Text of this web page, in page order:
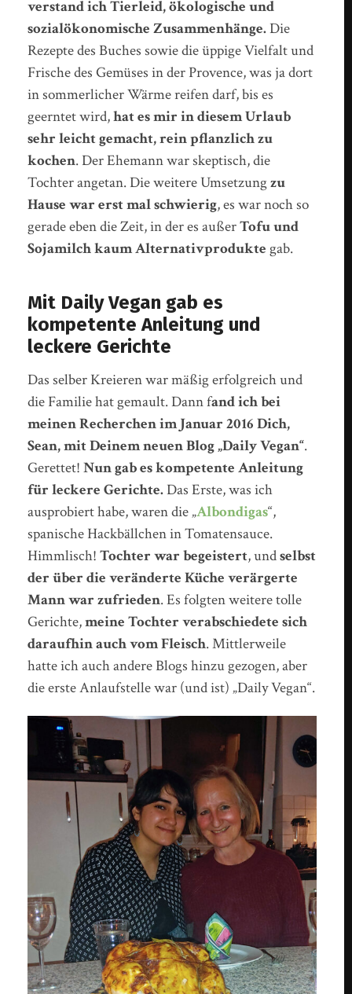
verstand ich Tierleid, ökologische und
sozialökonomische Zusammenhänge.Die
Rezepte des Buches sowie die üppige Vielfalt und
Frische des Gemüses in der Provence, was ja dort
in sommerlicher Wärme reifen darf, bis es
geerntet wird,hat es mir in diesem Urlaub
sehr leicht gemacht, rein pflanzlich zu
kochen. Der Ehemann war skeptisch, die
Tochter angetan. Die weitere Umsetzungzu
Hause war erst mal schwierig, es war noch so
gerade eben die Zeit, in der es außerTofu und
Sojamilch kaum Alternativprodukte gab.
Mit Daily Vegan gab es
kompetente Anleitung und
leckere Gerichte
Das selber Kreieren war mäßig erfolgreich und
die Familie hat gemault. Dann fand ich bei
meinen Recherchen im Januar 2016 Dich,
Sean, mit Deinem neuen Blog „Daily Vegan“.
Gerettet!Nun gab es kompetente Anleitung
für leckere Gerichte.Das Erste, was ich
ausprobiert habe, waren die „Albondigas“,
spanische Hackbällchen in Tomatensauce.
Himmlisch!Tochter war begeistert, undselbst
der über die veränderte Küche verärgerte
Mann war zufrieden. Es folgten weitere tolle
Gerichte,meine Tochter verabschiedete sich
daraufhin auch vom Fleisch. Mittlerweile
hatte ich auch andere Blogs hinzu gezogen, aber
die erste Anlaufstelle war (und ist) „Daily Vegan“.